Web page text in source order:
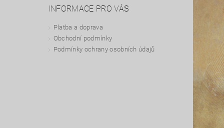
INFORMACE PRO VÁS
Platba a doprava
Obchodní podmínky
Podmínky ochrany osobních údajů